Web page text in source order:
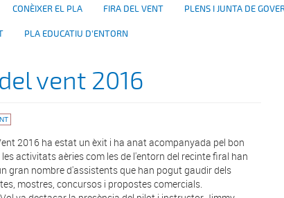
CONÈIXER EL PLA FIRA DEL VENT PLENS I JUNTA DE
PLA EDUCATIU D'ENTORN
vent 2016
2016 ha estat un èxit i ha anat acompanyada pel bon
activitats aèries com les de l'entorn del recinte firal han
gran nombre d'assistents que han pogut gaudir dels
mostres, concursos i propostes comercials.